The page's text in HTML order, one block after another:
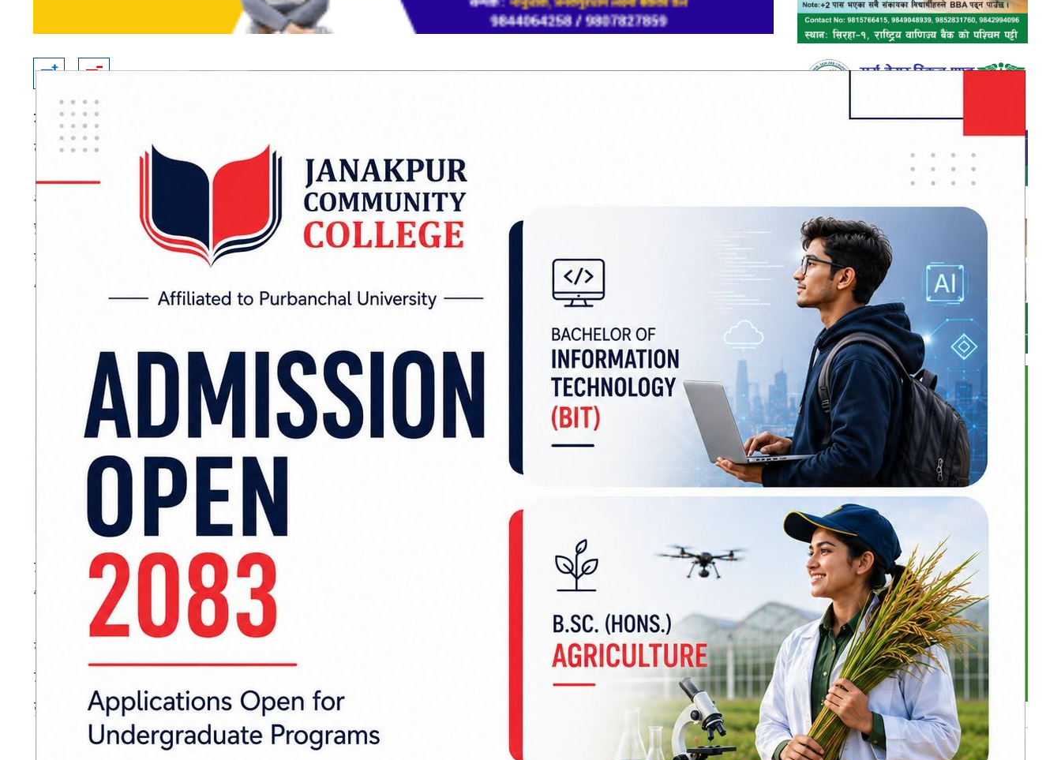
जनकपुरधाम
वातावरणको निर्माणमा नीजि क्षेत्रको महत्वपूर्ण भूमिका रहेको बताए।
शनिबार नविल बैङ्क तथा मोनाष्टिक विद्यालयको सहकार्यमा जनकपुरधाममा शुरु भएको सामाजिक उद्यमशीलता सम्बन्धि
प्रमाणपत्र तहको पठन पाठनको शुभारम्भ कार्यक्रमको उद्घाटन गर्दै मुख्यमन्त्री सिंहले स्वदेशमा आफ्नै संस्कृति, संस्कार तथा
माटोमा बसेर काम गर्दा युवा पुस्ताले गर्वको अनुभूति गर्न जरुरी रहेको बताए ।
ADVERTISEMENT
उनले विदेशमा कमाएर पठाएको रकम विलासितामा बढी खर्च भइरहेको भन्दै मुख्यमन्त्री सिंहले ती रकम सङ्कलन गरी उद्योगको
विकासमा खर्च गर्न आवश्यक रहेको भने ।
सो कार्यक्रममा नविल बैङ्कका अध्यक्ष उपेन्द्र पौडेल,नेपाल राष्ट्र बैङ्क मधेश प्रदेशका निर्देशक डिल्लीराम सुवेदी,जनकपुरधाम
उद्योग वाणिज्य संघका अध्यक्ष सुरेन्द्र भण्डारी र मोनाष्टिक विद्यालयका प्रबन्ध निर्देशक डा.सोनु साहलगाइतका वक्ताले आफ्ना
कुराहरु राखेका थिए।
प्रकाशित मिति: २०८१ माघ १९, शनिबार १९:५१ भर्खरै